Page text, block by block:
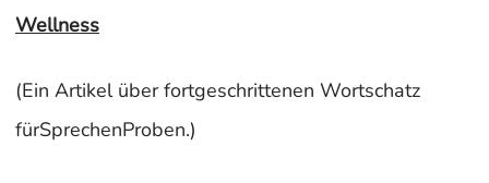
Wellness
(Ein Artikel über fortgeschrittenen Wortschatz
fürSprechenProben.)